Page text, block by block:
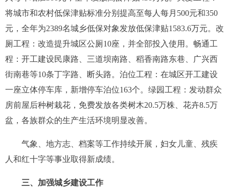
将城市和农村低保津贴标准分别提高至每人每月 500元和350
元，全年为2389名城乡低保对象发放低保津贴1583.6万元。改
厕工程：改造提升城区公厕10座，并全部投入使用。畅通工
程：开工建设民康路、三道坝南路、稻香南路东巷、广兴西
街南巷等10条丁字路、断头路。泊位工程：在城区开工建设
一座立体停车库，新增停车泊位163个。绿园工程：发动群众
房前屋后种树栽花，免费发放各类树木20.5万株、花卉8.5万
盆，各族群众的生产生活环境明显改善。
气象、地方志、档案等工作持续开展，妇女儿童、残疾
人和红十字等事业取得新成绩。
三、加强城乡建设工作